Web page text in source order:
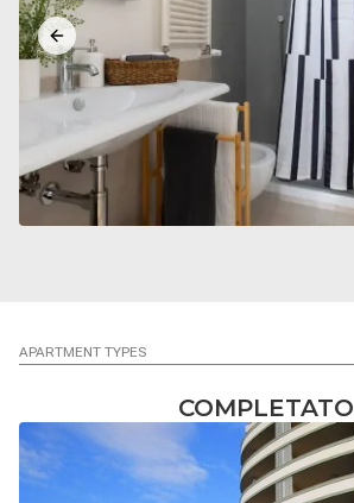
Previous slide
APARTMENT TYPES
COMPLETATO